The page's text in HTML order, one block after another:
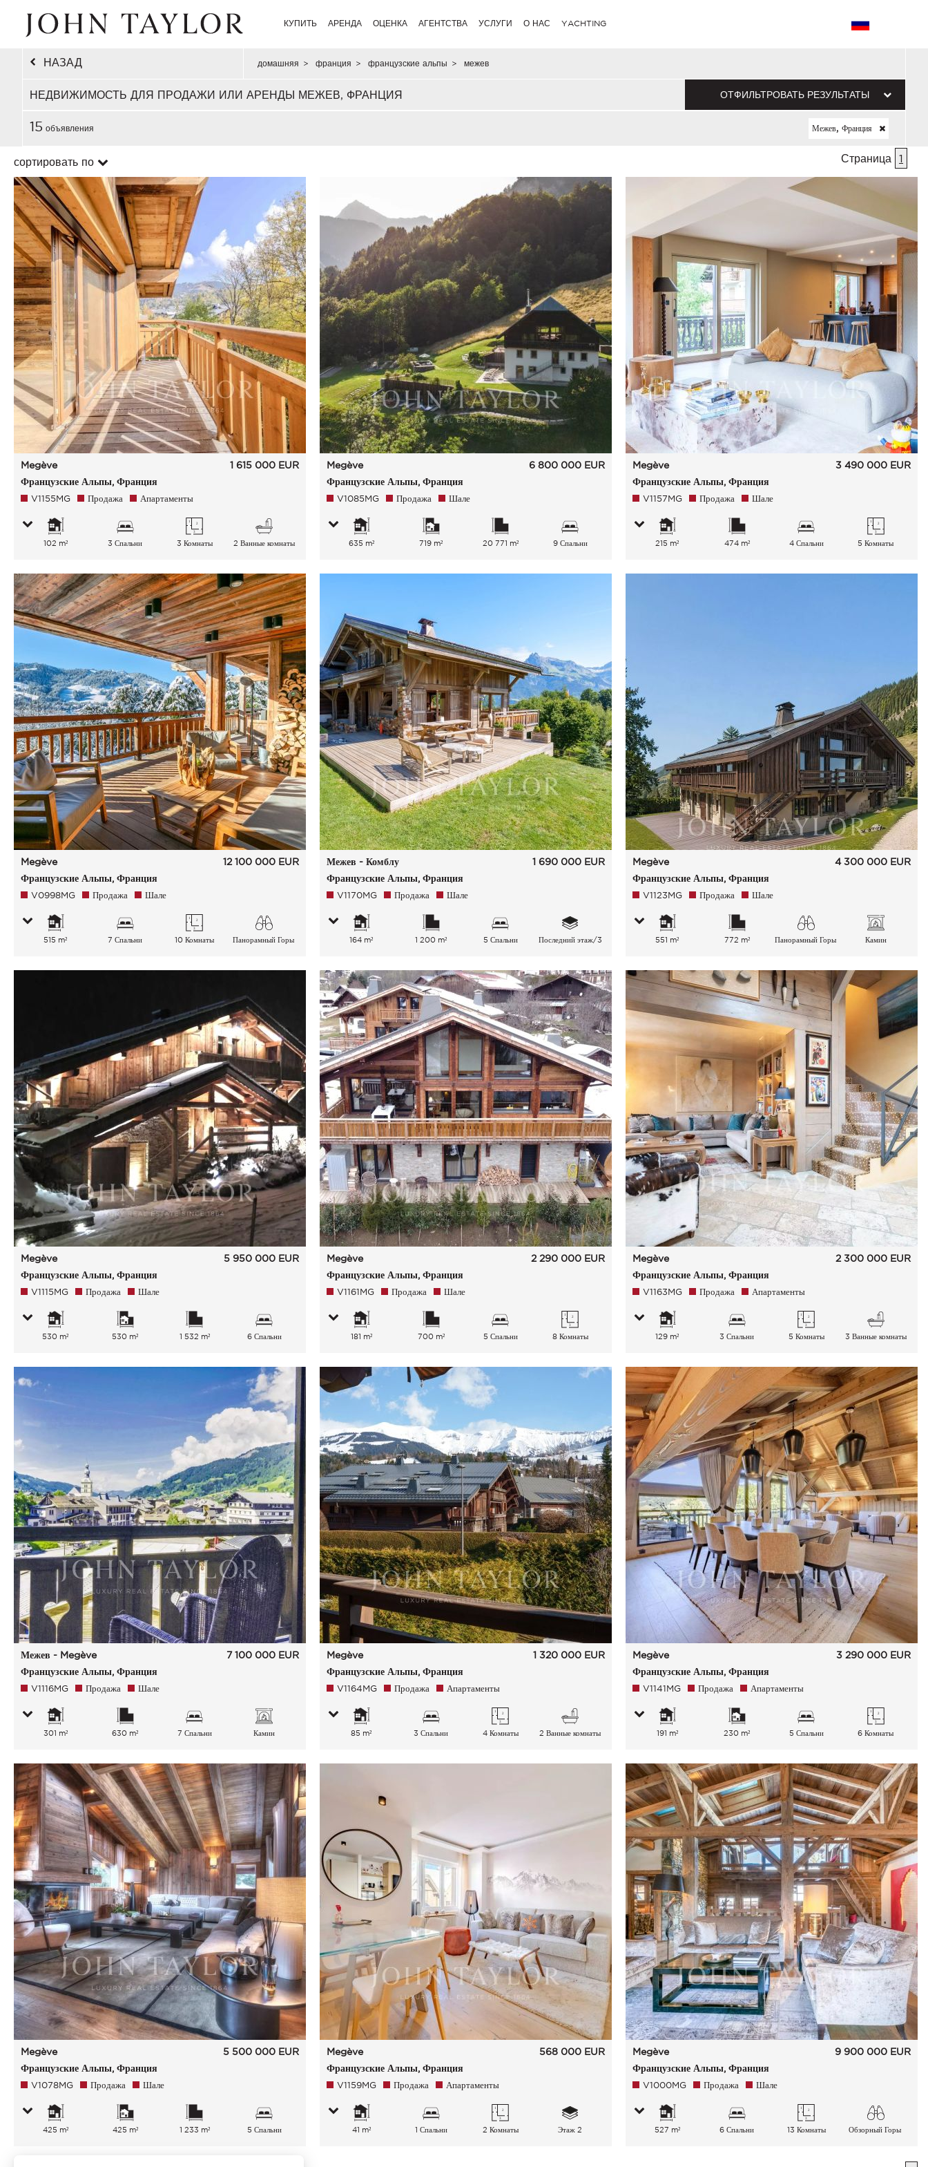
КУПИТЬ АРЕНДА ОЦЕНКА АГЕНТСТВА УСЛУГИ О НАС YACHTING
НАЗАД домашняя > франция > французские альпы > межев
НЕДВИЖИМОСТЬ ДЛЯ ПРОДАЖИ ИЛИ АРЕНДЫ МЕЖЕВ, ФРАНЦИЯ ОТФИЛЬТРОВАТЬ РЕЗУЛЬТАТЫ
15 объявления Межев, Франция
сортировать по Страница 1
Megève
Французские Альпы, Франция
1 615 000 EUR
V1155MG Продажа Апартаменты
102 m² 3 Спальни 3 Комнаты 2 Ванные комнаты
Megève
Французские Альпы, Франция
6 800 000 EUR
V1085MG Продажа Шале
635 m² 719 m² 20 771 m² 9 Спальни
Megève
Французские Альпы, Франция
3 490 000 EUR
V1157MG Продажа Шале
215 m² 474 m² 4 Спальни 5 Комнаты
Megève
Французские Альпы, Франция
12 100 000 EUR
V0998MG Продажа Шале
515 m² 7 Спальни 10 Комнаты Панорамный Горы
Межев - Комблу
Французские Альпы, Франция
1 690 000 EUR
V1170MG Продажа Шале
164 m² 1 200 m² 5 Спальни Последний этаж/3
Megève
Французские Альпы, Франция
4 300 000 EUR
V1123MG Продажа Шале
551 m² 772 m² Панорамный Горы Камин
Megève
Французские Альпы, Франция
5 950 000 EUR
V1115MG Продажа Шале
530 m² 530 m² 1 532 m² 6 Спальни
Megève
Французские Альпы, Франция
2 290 000 EUR
V1161MG Продажа Шале
181 m² 700 m² 5 Спальни 8 Комнаты
Megève
Французские Альпы, Франция
2 300 000 EUR
V1163MG Продажа Апартаменты
129 m² 3 Спальни 5 Комнаты 3 Ванные комнаты
Межев - Megève
Французские Альпы, Франция
7 100 000 EUR
V1116MG Продажа Шале
301 m² 630 m² 7 Спальни Камин
Megève
Французские Альпы, Франция
1 320 000 EUR
V1164MG Продажа Апартаменты
85 m² 3 Спальни 4 Комнаты 2 Ванные комнаты
Megève
Французские Альпы, Франция
3 290 000 EUR
V1141MG Продажа Апартаменты
191 m² 230 m² 5 Спальни 6 Комнаты
Megève
Французские Альпы, Франция
5 500 000 EUR
V1078MG Продажа Шале
425 m² 425 m² 1 233 m² 5 Спальни
Megève
Французские Альпы, Франция
568 000 EUR
V1159MG Продажа Апартаменты
41 m² 1 Спальни 2 Комнаты Этаж 2
Megève
Французские Альпы, Франция
9 900 000 EUR
V1000MG Продажа Шале
527 m² 6 Спальни 13 Комнаты Обзорный Горы